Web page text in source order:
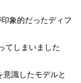
象的だったディフ
てしまいました
識したモデルと